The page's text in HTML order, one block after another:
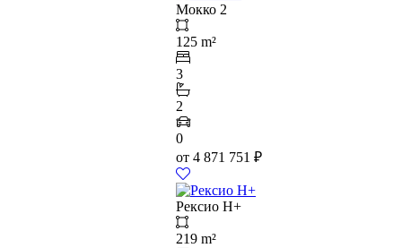
Мокко 2
125 m²
3
2
0
от 4 871 751 ₽
Рексио Н+
219 m²